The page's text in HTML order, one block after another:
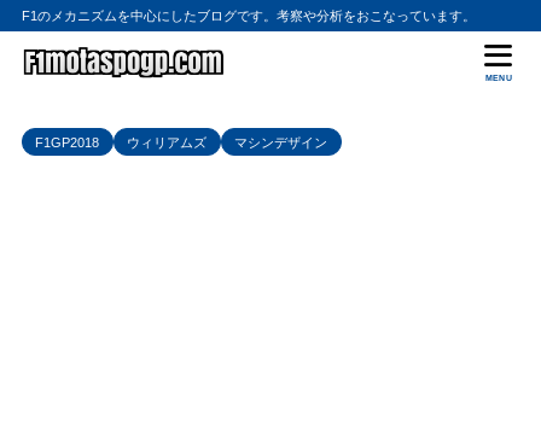
F1のメカニズムを中心にしたブログです。考察や分析をおこなっています。
MENU
F1GP2018 ウィリアムズ マシンデザイン